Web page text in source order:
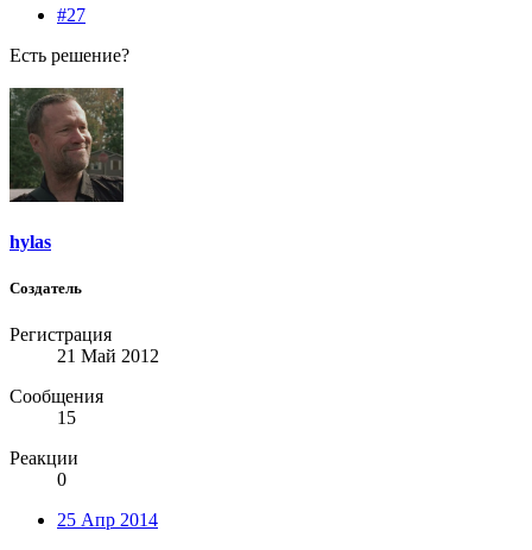
#27
Есть решение?
hylas
Создатель
Регистрация
21 Май 2012
Сообщения
15
Реакции
0
25 Апр 2014